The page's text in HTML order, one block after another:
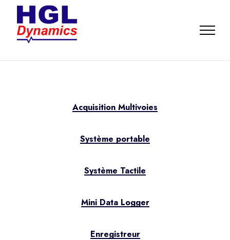
Acquisition Multivoies
Système portable
Système Tactile
Mini Data Logger
Enregistreur